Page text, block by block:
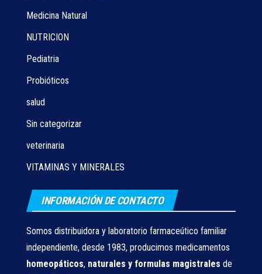
Medicina Natural
NUTRICION
Pediatria
Probióticos
salud
Sin categorizar
veterinaria
VITAMINAS Y MINERALES
INFORMACIÓN DE CONTACTO
Somos distribuidora y laboratorio farmaceútico familiar
independiente, desde 1983, producimos medicamentos
homeopáticos, naturales y formulas magistrales de